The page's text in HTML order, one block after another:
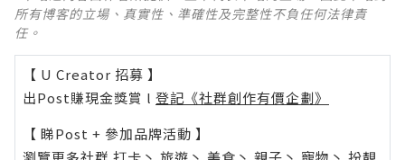
所有博客的立場、真實性、準確性及完整性不負任何法律責
任。
【 U Creator 招募 】
出Post賺現金獎賞 l 登記《社群創作有價企劃》
【 睇Post + 參加品牌活動 】